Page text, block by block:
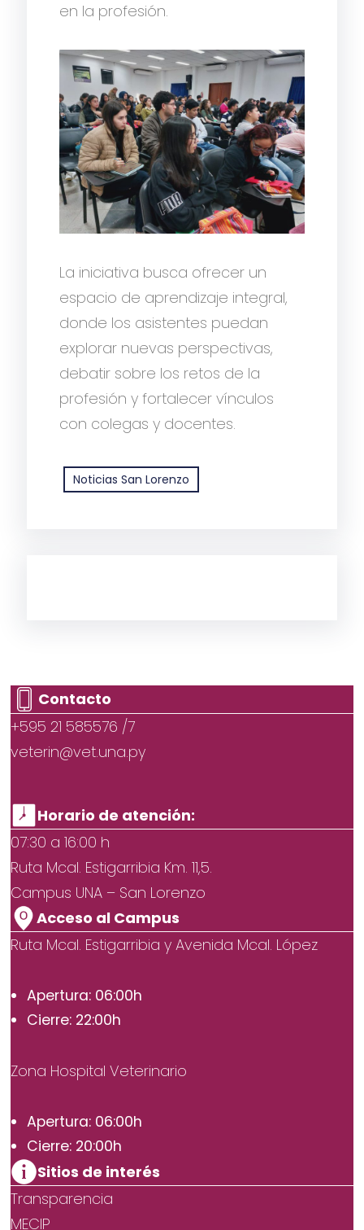
en la profesión.
La iniciativa busca ofrecer un
espacio de aprendizaje integral,
donde los asistentes puedan
explorar nuevas perspectivas,
debatir sobre los retos de la
profesión y fortalecer vínculos
con colegas y docentes.
Noticias San Lorenzo
Contacto
+595 21 585576 /7
veterin@vet.una.py
Horario de atención:
07:30 a 16:00 h
Ruta Mcal. Estigarribia Km. 11,5.
Campus UNA – San Lorenzo
Acceso al Campus
Ruta Mcal. Estigarribia y Avenida Mcal. López
Apertura: 06:00h
Cierre: 22:00h
Zona Hospital Veterinario
Apertura: 06:00h
Cierre: 20:00h
Sitios de interés
Transparencia
MECIP